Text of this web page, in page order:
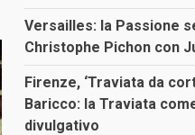
Versailles: la Passione
Christophe Pichon con
Firenze, ‘Traviata da
Baricco: la Traviata
divulgativo